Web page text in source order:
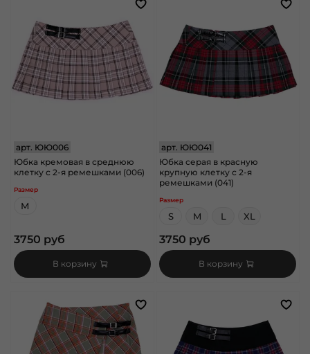
арт. ЮЮ006
Юбка кремовая в среднюю
клетку с 2-я ремешками (006)
Размер
M
3750 руб
В корзину
арт. ЮЮ041
Юбка серая в красную
крупную клетку с 2-я
ремешками (041)
Размер
S M L XL
3750 руб
В корзину